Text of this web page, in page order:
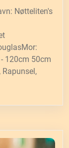
Nøtteliten's
120cm 50cm